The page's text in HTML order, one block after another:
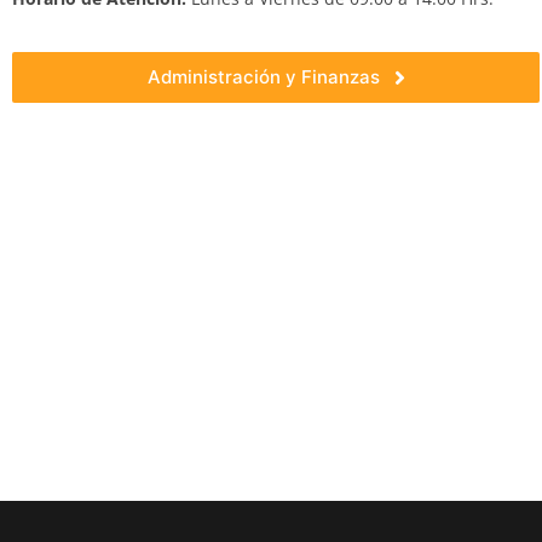
Administración y Finanzas